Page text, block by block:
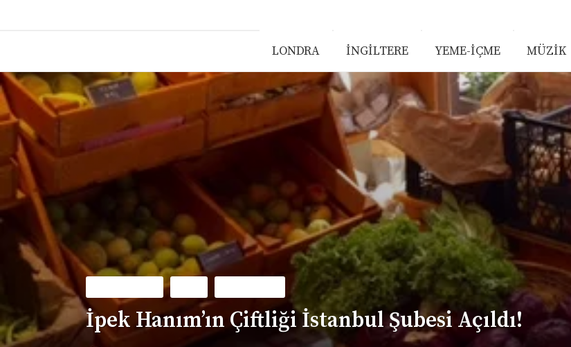
LONDRA İNGİLTERE YEME-İÇME MÜZİK
İpek Hanım’ın Çiftliği İstanbul Şubesi Açıldı!